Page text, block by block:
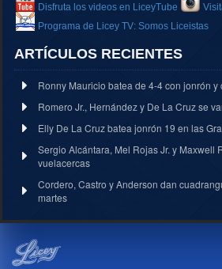
Disfruta los videos en LiceyTube
Programa de Licey TV: Somos Liceistas
ARTÍCULOS RECIENTES
Ronny Mauricio batea de 4-4 con jonrón
Romero Jr., Hernández y De La Cruz se
Elly De La Cruz batea jonrón 19 en las
Sergio Alcántara, Mel Rojas Jr. y Maxwell
vuelacercas
Cordero, Castro y Anderson dan
martes